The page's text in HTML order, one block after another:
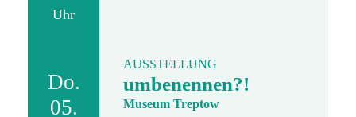
Uhr
Do.
05.
AUSSTELLUNG
umbenennen?!
Museum Treptow